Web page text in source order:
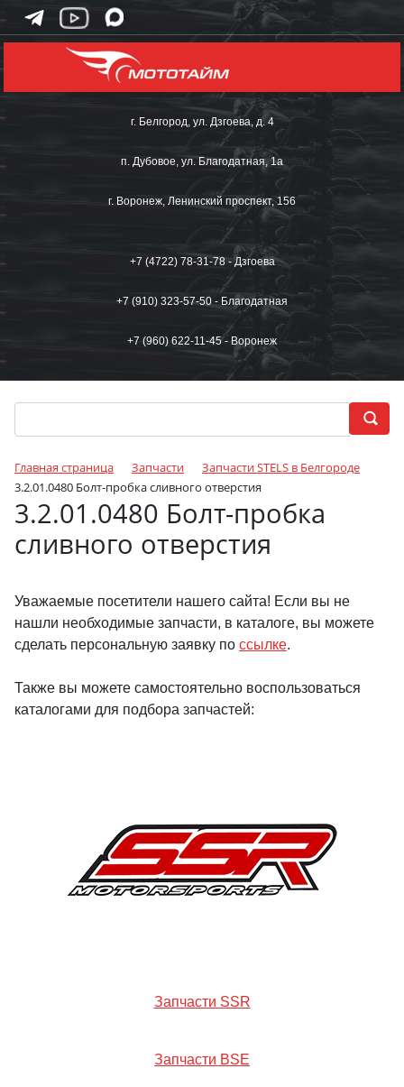
г. Белгород, ул. Дзгоева, д. 4
п. Дубовое, ул. Благодатная, 1а
г. Воронеж, Ленинский проспект, 156
+7 (4722) 78-31-78 - Дзгоева
+7 (910) 323-57-50 - Благодатная
+7 (960) 622-11-45 - Воронеж
Главная страница Запчасти
Запчасти STELS в Белгороде
3.2.01.0480 Болт-пробка сливного отверстия
3.2.01.0480 Болт-пробка
сливного отверстия
Уважаемые посетители нашего сайта! Если вы не
нашли необходимые запчасти, в каталоге, вы можете
сделать персональную заявку по ссылке.
Также вы можете самостоятельно воспользоваться
каталогами для подбора запчастей:
Запчасти SSR
Запчасти BSE